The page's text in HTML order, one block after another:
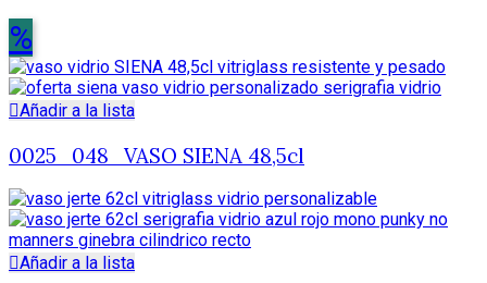
%
Añadir a la lista
0025_048_VASO SIENA 48,5cl
Añadir a la lista